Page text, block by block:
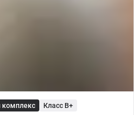
комплекс Класс B+